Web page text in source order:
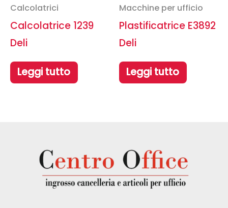
Calcolatrici
Calcolatrice 1239
Deli
Leggi tutto
Macchine per ufficio
Plastificatrice E3892
Deli
Leggi tutto